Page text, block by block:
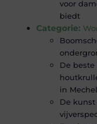
voor
biedt
Categorie:
De
in
De